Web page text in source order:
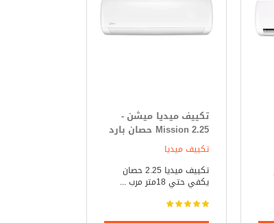
تكييف ميديا ميشن -
Mission 2.25 حصان بارد
_ ساخن
تكييف ميديا
تكييف ميديا 2.25 حصان
يكفي حتي 18متر مرب ...